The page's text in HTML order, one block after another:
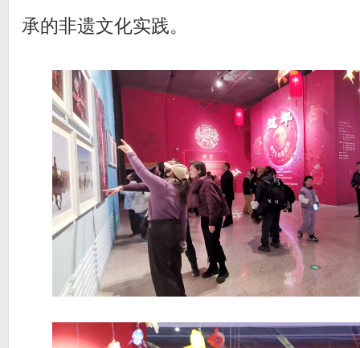
承的非遗文化实践。